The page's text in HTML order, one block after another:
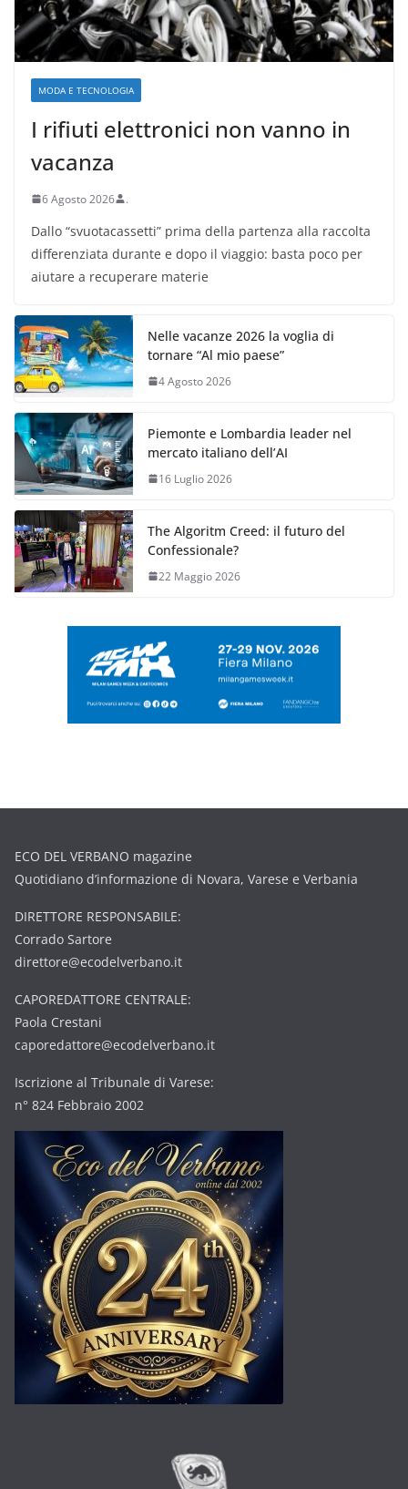
MODA E TECNOLOGIA
I rifiuti elettronici non vanno in
vacanza
6 Agosto 2026 .
Dallo “svuotacassetti” prima della partenza alla raccolta
differenziata durante e dopo il viaggio: basta poco per
aiutare a recuperare materie
Nelle vacanze 2026 la voglia di
tornare “Al mio paese”
4 Agosto 2026
Piemonte e Lombardia leader nel
mercato italiano dell’AI
16 Luglio 2026
The Algoritm Creed: il futuro del
Confessionale?
22 Maggio 2026
ECO DEL VERBANO magazine
Quotidiano d’informazione di Novara, Varese e Verbania
DIRETTORE RESPONSABILE:
Corrado Sartore
direttore@ecodelverbano.it
CAPOREDATTORE CENTRALE:
Paola Crestani
caporedattore@ecodelverbano.it
Iscrizione al Tribunale di Varese:
n° 824 Febbraio 2002